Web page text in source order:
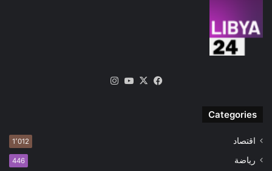
فيسبوك
‫X
‫YouTube
Categories
اقتصاد 1٬012
رياضة 446